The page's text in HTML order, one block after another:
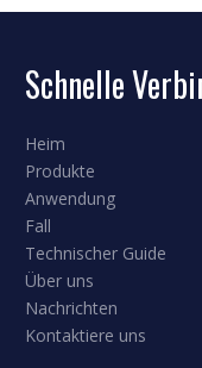
Schnelle
Heim
Produkte
Anwendung
Fall
Technischer Guide
Über uns
Nachrichten
Kontaktiere uns